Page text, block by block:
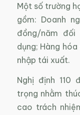
Một số trường
gồm: Doanh
đồng/năm
dụng; Hàng
nhập tái xuất.
Nghị định 110
trọng nhằm
cao trách